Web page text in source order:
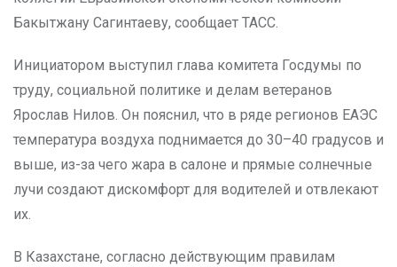
Бакытжану Сагинтаеву, сообщает ТАСС.
Инициатором выступил глава комитета Госдумы по
труду, социальной политике и делам ветеранов
Ярослав Нилов. Он пояснил, что в ряде регионов ЕАЭС
температура воздуха поднимается до 30–40 градусов и
выше, из-за чего жара в салоне и прямые солнечные
лучи создают дискомфорт для водителей и отвлекают
их.
В Казахстане, согласно действующим правилам